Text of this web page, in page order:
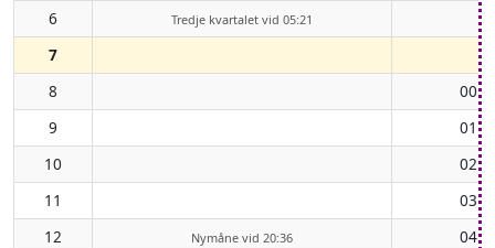
6
Tredje kvartalet vid 05:21
7
8
9
10
11
12
Nymåne vid 20:36